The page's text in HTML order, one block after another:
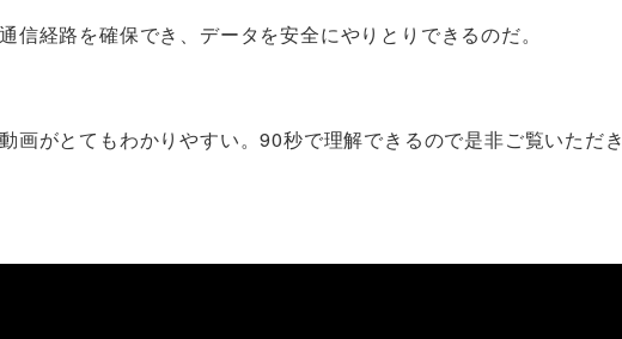
信経路を確保でき、データを安全にやりとりできるのだ。
画がとてもわかりやすい。90秒で理解できるので是非ご覧いただき